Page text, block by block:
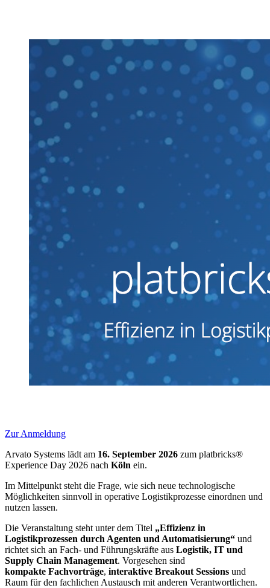
Zur Anmeldung
Arvato Systems lädt am 16. September 2026 zum platbricks®
Experience Day 2026 nach Köln ein.
Im Mittelpunkt steht die Frage, wie sich neue technologische
Möglichkeiten sinnvoll in operative Logistikprozesse einordnen und
nutzen lassen.
Die Veranstaltung steht unter dem Titel „Effizienz in
Logistikprozessen durch Agenten und Automatisierung“ und
richtet sich an Fach- und Führungskräfte aus Logistik, IT und
Supply Chain Management. Vorgesehen sind
kompakte Fachvorträge, interaktive Breakout Sessions und
Raum für den fachlichen Austausch mit anderen Verantwortlichen.